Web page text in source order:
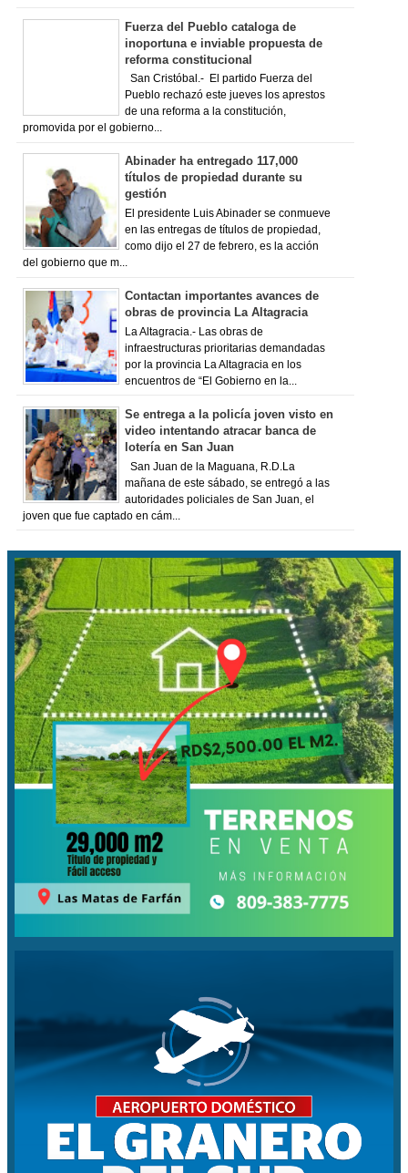
Fuerza del Pueblo cataloga de
inoportuna e inviable propuesta de
reforma constitucional
San Cristóbal.- El partido Fuerza del
Pueblo rechazó este jueves los aprestos
de una reforma a la constitución,
promovida por el gobierno...
Abinader ha entregado 117,000
títulos de propiedad durante su
gestión
El presidente Luis Abinader se conmueve
en las entregas de títulos de propiedad,
como dijo el 27 de febrero, es la acción
del gobierno que m...
Contactan importantes avances de
obras de provincia La Altagracia
La Altagracia.- Las obras de
infraestructuras prioritarias demandadas
por la provincia La Altagracia en los
encuentros de “El Gobierno en la...
Se entrega a la policía joven visto en
video intentando atracar banca de
lotería en San Juan
San Juan de la Maguana, R.D.La
mañana de este sábado, se entregó a las
autoridades policiales de San Juan, el
joven que fue captado en cám...